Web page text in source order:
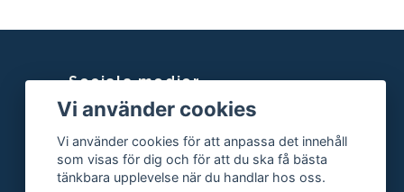
Sociala medier
Facebook
Instagram
Vi använder cookies
Vi använder cookies för att anpassa det innehåll
som visas för dig och för att du ska få bästa
tänkbara upplevelse när du handlar hos oss.